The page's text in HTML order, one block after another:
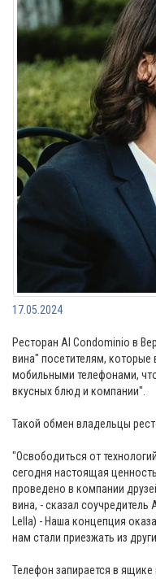
17.05.2024
Ресторан Al Condominio в
вина" посетителям,
мобильными телефонами,
вкусных блюд и компании".
Такой обмен владельцы
"Освободиться от
сегодня настоящая
проведено в компании
вина, - сказал
Lella) - Наша концепция
нам стали приезжать из
Телефон запирается в